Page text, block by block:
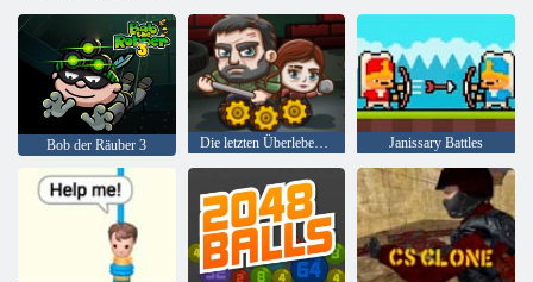
Bob der Räuber 3 Die letzten Überlebenden Janissary Battles